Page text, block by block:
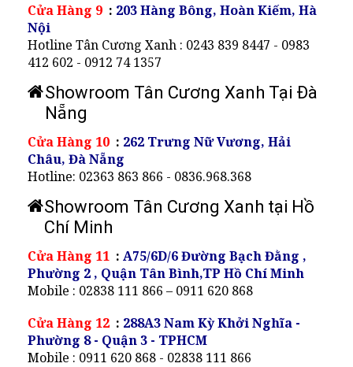
Cửa Hàng 9 : 203 Hàng Bông, Hoàn Kiếm, Hà
Nội
Hotline Tân Cương Xanh : 0243 839 8447 - 0983
412 602 - 0912 74 1357
Showroom Tân Cương Xanh Tại Đà
Nẵng
Cửa Hàng 10 : 262 Trưng Nữ Vương, Hải
Châu, Đà Nẵng
Hotline: 02363 863 866 - 0836.968.368
Showroom Tân Cương Xanh tại Hồ
Chí Minh
Cửa Hàng 11 : A75/6D/6 Đường Bạch Đằng ,
Phường 2 , Quận Tân Bình,TP Hồ Chí Minh
Mobile : 02838 111 866 – 0911 620 868
Cửa Hàng 12 : 288A3 Nam Kỳ Khởi Nghĩa -
Phường 8 - Quận 3 - TPHCM
Mobile : 0911 620 868 - 02838 111 866